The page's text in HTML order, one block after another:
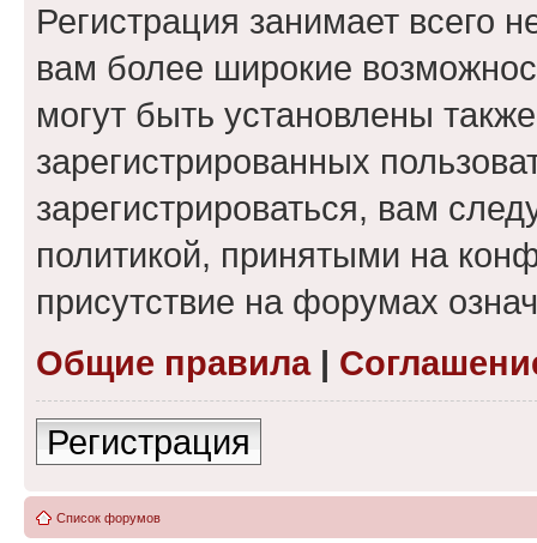
Регистрация занимает всего
вам более широкие
могут быть установлены
зарегистрированных
зарегистрироваться, вам
политикой, принятыми на
присутствие на форумах
Общие правила|
Регистрация
Список форумов